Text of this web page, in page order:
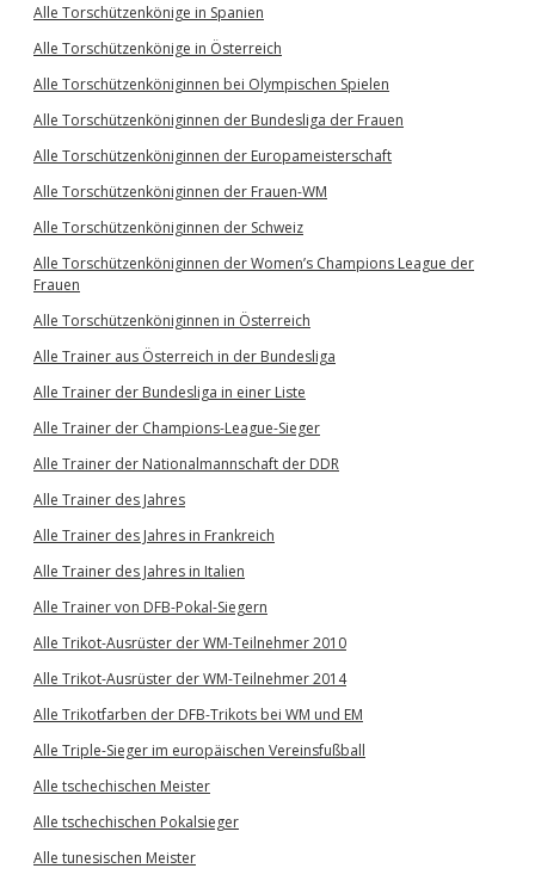
Alle Torschützenkönige in Spanien
Alle Torschützenkönige in Österreich
Alle Torschützenköniginnen bei Olympischen Spielen
Alle Torschützenköniginnen der Bundesliga der Frauen
Alle Torschützenköniginnen der Europameisterschaft
Alle Torschützenköniginnen der Frauen-WM
Alle Torschützenköniginnen der Schweiz
Alle Torschützenköniginnen der Women’s Champions League der
Frauen
Alle Torschützenköniginnen in Österreich
Alle Trainer aus Österreich in der Bundesliga
Alle Trainer der Bundesliga in einer Liste
Alle Trainer der Champions-League-Sieger
Alle Trainer der Nationalmannschaft der DDR
Alle Trainer des Jahres
Alle Trainer des Jahres in Frankreich
Alle Trainer des Jahres in Italien
Alle Trainer von DFB-Pokal-Siegern
Alle Trikot-Ausrüster der WM-Teilnehmer 2010
Alle Trikot-Ausrüster der WM-Teilnehmer 2014
Alle Trikotfarben der DFB-Trikots bei WM und EM
Alle Triple-Sieger im europäischen Vereinsfußball
Alle tschechischen Meister
Alle tschechischen Pokalsieger
Alle tunesischen Meister